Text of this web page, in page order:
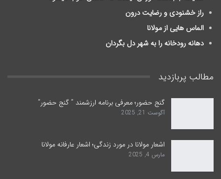
راز خشنودی و رضایت درون
الماس هایی از مولانا
دهانه رودخانه را به شهر دل بگردان
مطالب پربازدید
گنج حضور؛ معرفی برنامه ارزشمند ” گنج حضور”
آگوست 21, 2025
اشعار مولانا در مورد زندگی؛ اشعار عارفانه مولانا
مارس 4, 2025